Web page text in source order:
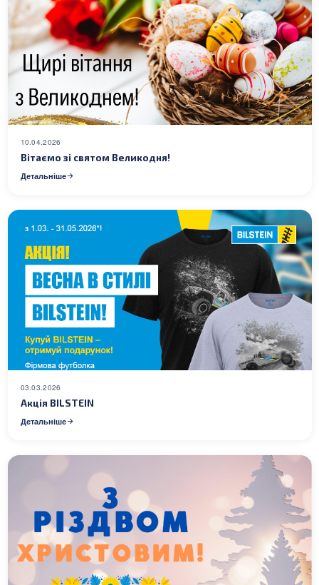
10.04.2026
Вітаємо зі святом Великодня!
Детальніше
03.03.2026
Акція BILSTEIN
Детальніше